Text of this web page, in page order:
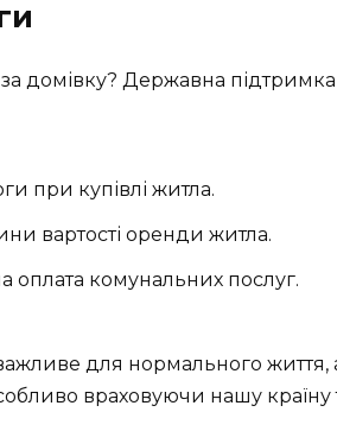
домівку? Державна
при купівлі житла.
вартості оренди житла.
оплата комунальних послуг.
важливе для нормального
враховуючи нашу країну